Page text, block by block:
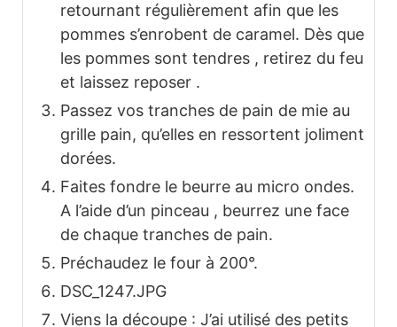
retournant régulièrement afin que les
pommes s’enrobent de caramel. Dès que
les pommes sont tendres , retirez du feu
et laissez reposer .
Passez vos tranches de pain de mie au
grille pain, qu’elles en ressortent joliment
dorées.
Faites fondre le beurre au micro ondes.
A l’aide d’un pinceau , beurrez une face
de chaque tranches de pain.
Préchaudez le four à 200°.
DSC_1247.JPG
Viens la découpe : J’ai utilisé des petits